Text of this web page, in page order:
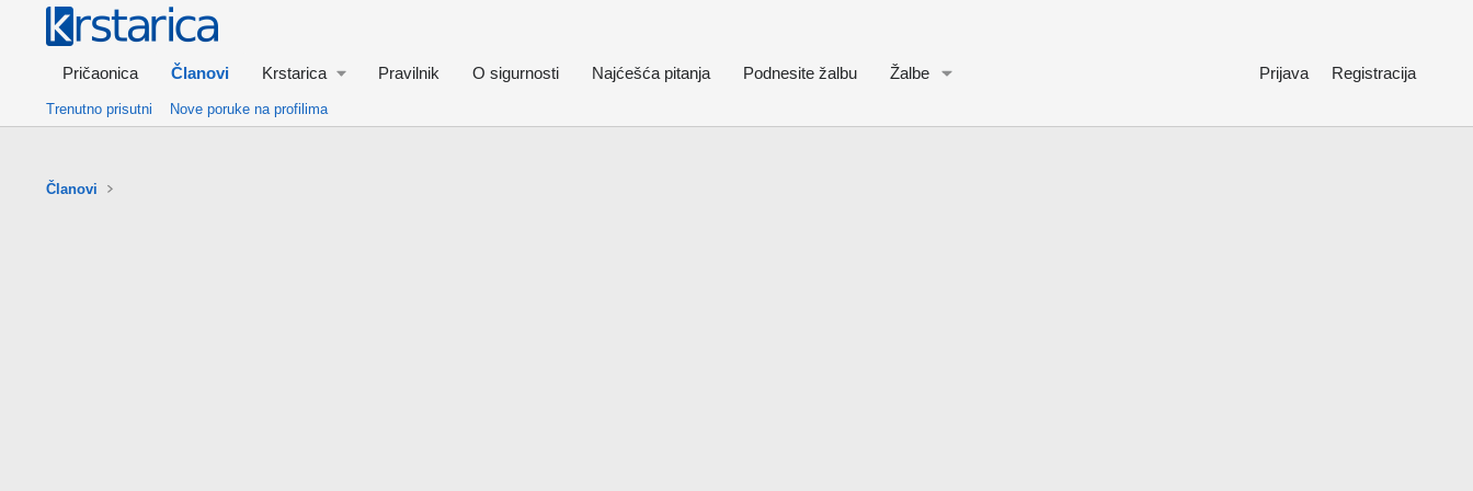
Pričaonica Članovi Krstarica Pravilnik O sigurnosti Najćešća pitanja Podnesite žalbu Žalbe Prijava Registracija
Trenutno prisutni Nove poruke na profilima
Članovi